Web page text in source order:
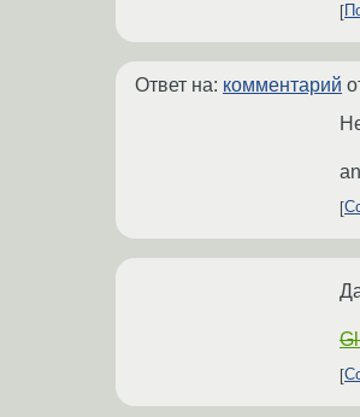
Ответ на: комментарий